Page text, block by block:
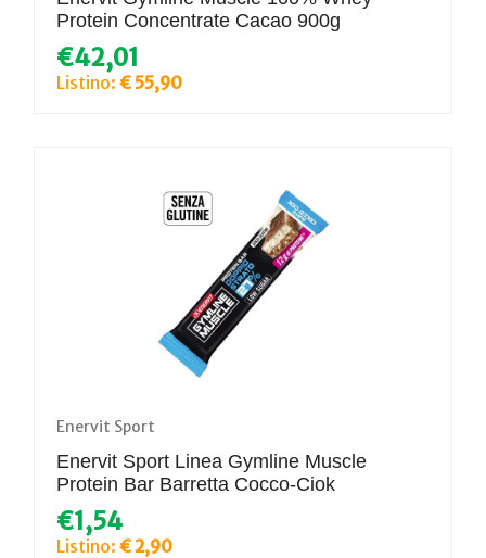
Protein Concentrate Cacao 900g
€42,01
Listino: € 55,90
Enervit Sport
Enervit Sport Linea Gymline Muscle
Protein Bar Barretta Cocco-Ciok
€1,54
Listino: € 2,90